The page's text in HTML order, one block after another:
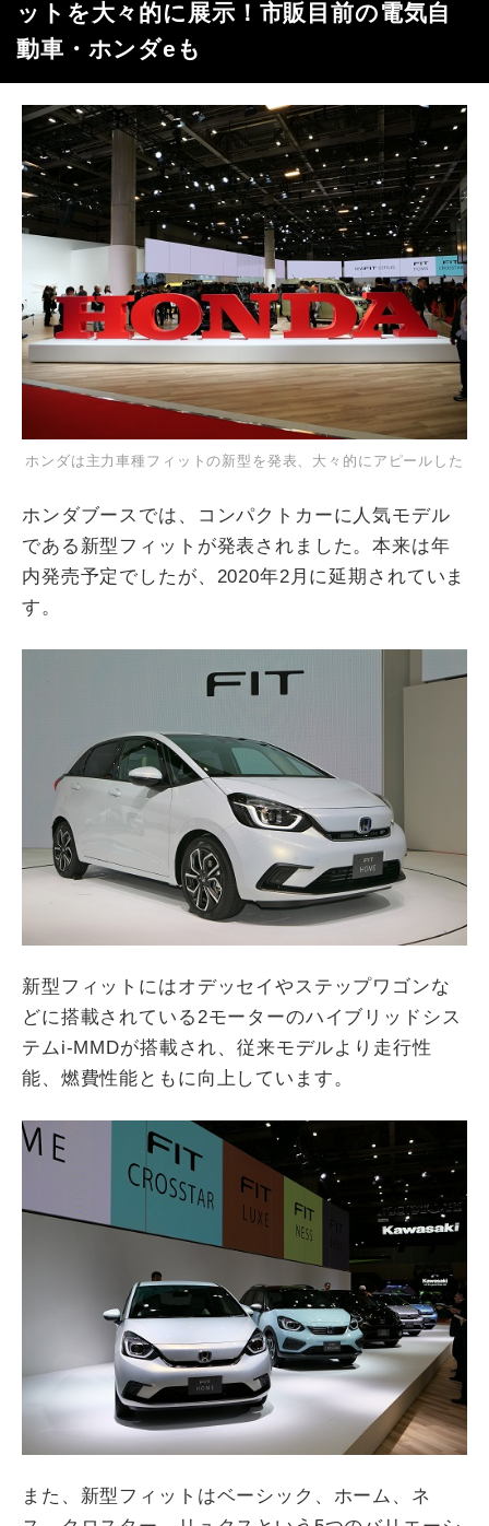
ットを大々的に展示！市販目前の電気自
動車・ホンダeも
ホンダは主力車種フィットの新型を発表、大々的にアピールした
ホンダブースでは、コンパクトカーに人気モデル
である新型フィットが発表されました。本来は年
内発売予定でしたが、2020年2月に延期されていま
す。
新型フィットにはオデッセイやステップワゴンな
どに搭載されている2モーターのハイブリッドシス
テムi-MMDが搭載され、従来モデルより走行性
能、燃費性能ともに向上しています。
また、新型フィットはベーシック、ホーム、ネ